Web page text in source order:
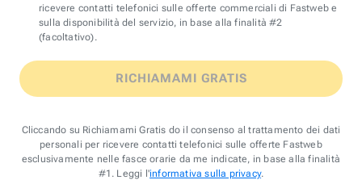
ricevere contatti telefonici sulle offerte commerciali di Fastweb e
sulla disponibilità del servizio, in base alla finalità #2
(facoltativo).
RICHIAMAMI GRATIS
Cliccando su Richiamami Gratis do il consenso al trattamento dei dati
personali per ricevere contatti telefonici sulle offerte Fastweb
esclusivamente nelle fasce orarie da me indicate, in base alla finalità
#1. Leggi l'informativa sulla privacy.